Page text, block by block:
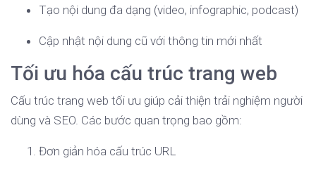
Tạo nội dung đa dạng (video, infographic, podcast)
Cập nhật nội dung cũ với thông tin mới nhất
Tối ưu hóa cấu trúc trang web
Cấu trúc trang web tối ưu giúp cải thiện trải nghiệm người
dùng và SEO. Các bước quan trọng bao gồm:
Đơn giản hóa cấu trúc URL